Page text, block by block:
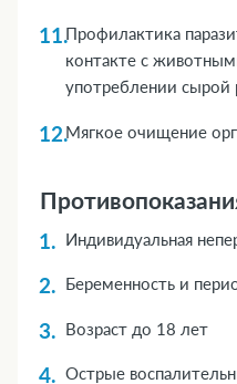
Профилактика
контакте с
употреблении
Мягкое очищение
Индивидуальная
Беременность и
Возраст до 18 лет
Острые